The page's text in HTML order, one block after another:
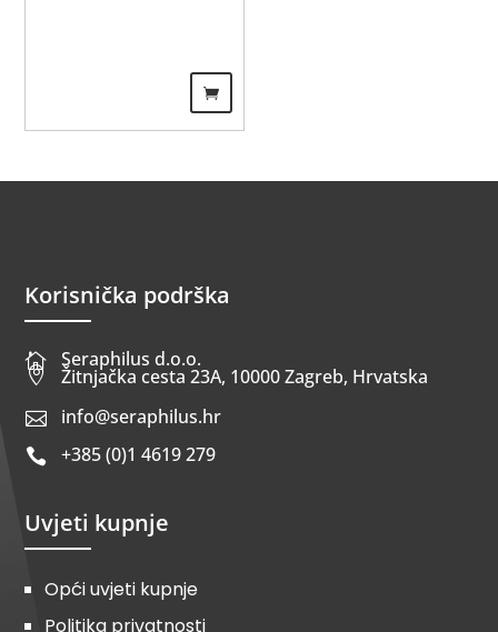
Korisnička podrška
 Seraphilus d.o.o.
 Žitnjačka cesta 23A, 10000 Zagreb, Hrvatska
 info@seraphilus.hr
 +385 (0)1 4619 279
Uvjeti kupnje
Opći uvjeti kupnje
Politika privatnosti